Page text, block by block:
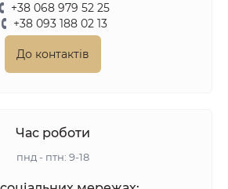
+38 068 979 52 25
+38 093 188 02 13
До контактів
Час роботи
пнд - птн: 9-18